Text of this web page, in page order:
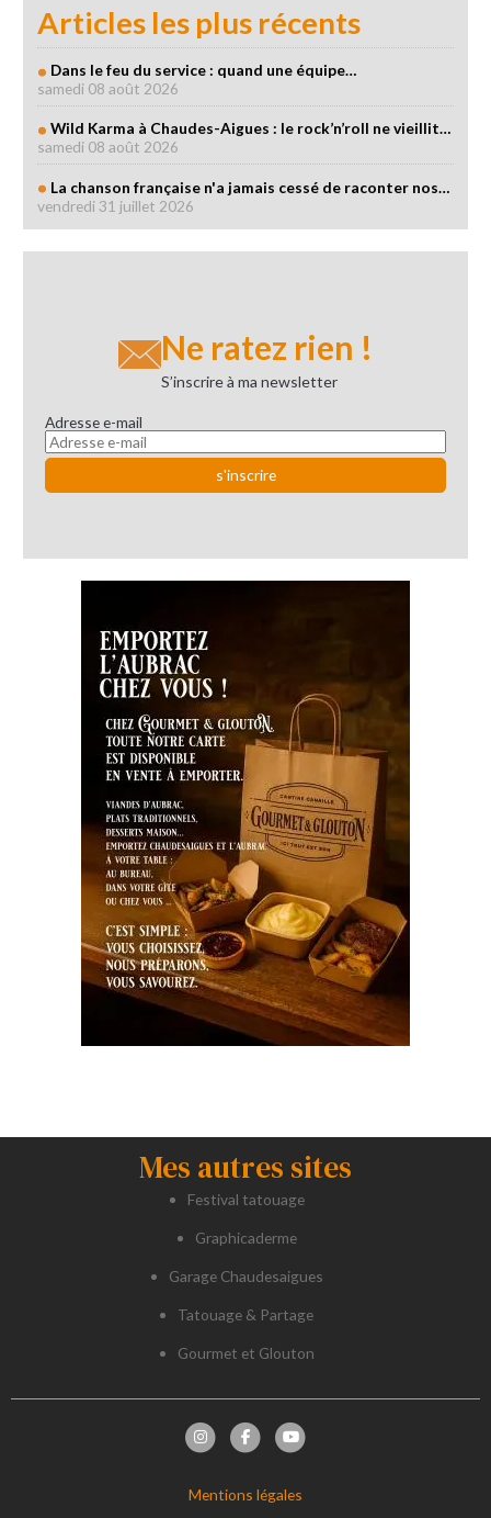
Articles les plus récents
Dans le feu du service : quand une équipe…
samedi 08 août 2026
Wild Karma à Chaudes-Aigues : le rock’n’roll ne vieillit…
samedi 08 août 2026
La chanson française n'a jamais cessé de raconter nos…
vendredi 31 juillet 2026
Ne ratez rien !
S’inscrire à ma newsletter
Adresse e-mail
Mes autres sites
Festival tatouage
Graphicaderme
Garage Chaudesaigues
Tatouage & Partage
Gourmet et Glouton
Mentions légales